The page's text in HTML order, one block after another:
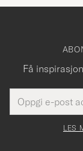
Få
postadresse
felt
Tack
för
LES